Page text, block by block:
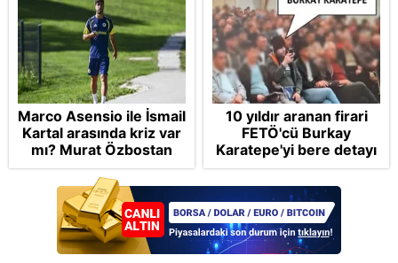
Marco Asensio ile İsmail
Kartal arasında kriz var
mı? Murat Özbostan
analiz etti: Egoları da
yönetmelisiniz
10 yıldır aranan firari
FETÖ'cü Burkay
Karatepe'yi bere detayı
ele verdi: Otelde
toplantıya katıldı takibe
takıldı